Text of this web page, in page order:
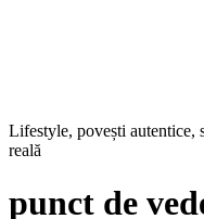
Lifestyle, povești autentice,
reală
punct de